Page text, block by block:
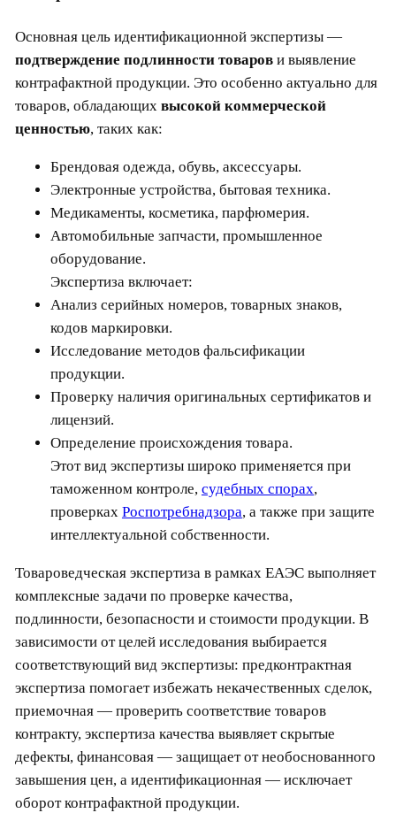
Основная цель идентификационной экспертизы —
подтверждение подлинности товарови выявление
контрафактной продукции. Это особенно актуально для
товаров, обладающих высокой коммерческой
ценностью, таких как:
Брендовая одежда, обувь, аксессуары.
Электронные устройства, бытовая техника.
Медикаменты, косметика, парфюмерия.
Автомобильные запчасти, промышленное
оборудование.
Экспертиза включает:
Анализ серийных номеров, товарных знаков,
кодов маркировки.
Исследование методов фальсификации
продукции.
Проверку наличия оригинальных сертификатов и
лицензий.
Определение происхождения товара.
Этот вид экспертизы широко применяется при
таможенном контроле, судебных спорах,
проверках Роспотребнадзора, а также при защите
интеллектуальной собственности.
Товароведческая экспертиза в рамках ЕАЭС выполняет
комплексные задачи по проверке качества,
подлинности, безопасности и стоимости продукции. В
зависимости от целей исследования выбирается
соответствующий вид экспертизы: предконтрактная
экспертиза помогает избежать некачественных сделок,
приемочная — проверить соответствие товаров
контракту, экспертиза качества выявляет скрытые
дефекты, финансовая — защищает от необоснованного
завышения цен, а идентификационная — исключает
оборот контрафактной продукции.